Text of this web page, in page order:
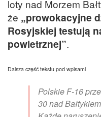
loty nad Morzem
że „prowokacyjne
Rosyjskiej testują
powietrznej”.
Dalsza część tekstu pod wpisami
Polskie F-16
30 nad